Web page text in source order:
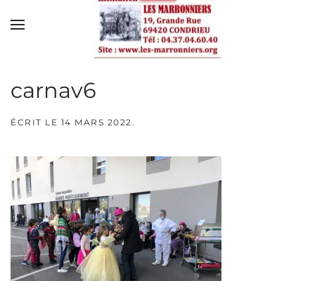
Skip to main content
carnav6
ÉCRIT LE 14 MARS 2022.